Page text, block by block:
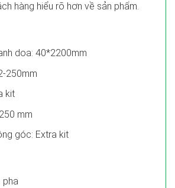
hàng hiểu rõ hơn về sản phẩm.
doa: 40*2200mm
250mm
kit
mm
góc: Extra kit
pha